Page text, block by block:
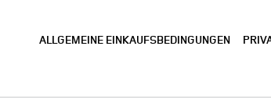
ALLGEMEINE EINKAUFSBEDINGUNGEN